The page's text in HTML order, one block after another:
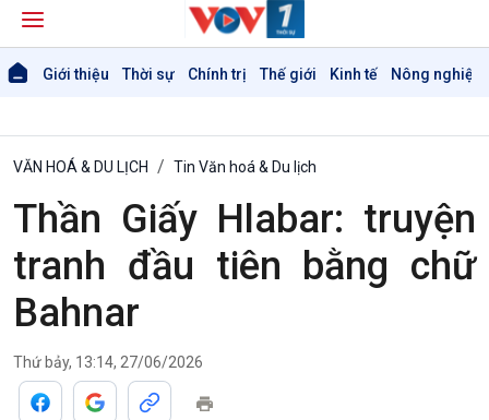
Giới thiệu Thời sự Chính trị Thế giới Kinh tế Nông nghiệp
VĂN HOÁ & DU LỊCH Tin Văn hoá & Du lịch
Thần Giấy Hlabar: truyện
tranh đầu tiên bằng chữ
Bahnar
Thứ bảy, 13:14, 27/06/2026